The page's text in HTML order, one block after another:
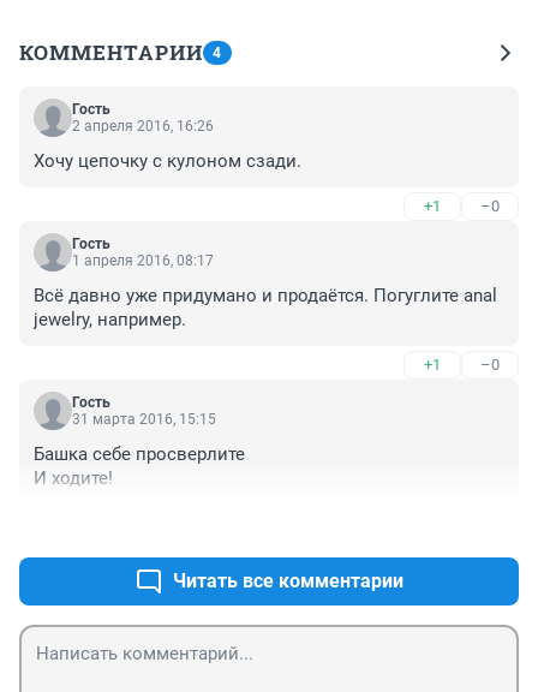
КОММЕНТАРИИ 4
Гость
2 апреля 2016, 16:26
Хочу цепочку с кулоном сзади.
+1 –0
Гость
1 апреля 2016, 08:17
Всё давно уже придумано и продаётся. Погуглите anal
jewelry, например.
+1 –0
Гость
31 марта 2016, 15:15
Башка себе просверлите
И ходите!
Читать все комментарии